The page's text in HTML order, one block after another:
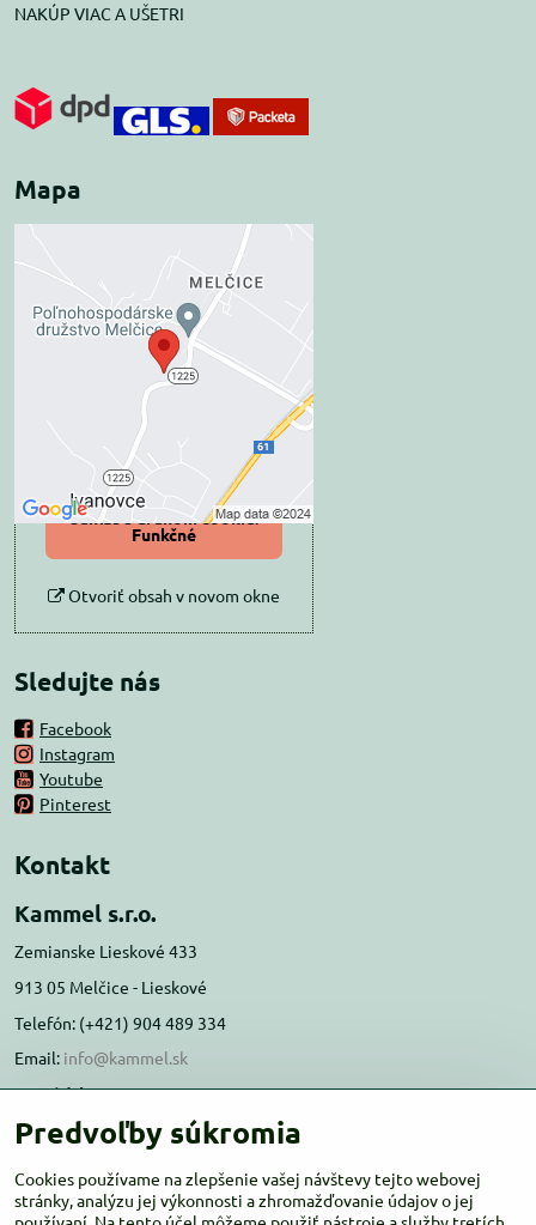
NAKÚP VIAC A UŠETRI
Mapa
Externý obsah je
blokovaný Voľbami
súkromia
Prajete si načítať externý obsah?
Povoliť tentokrát
Povoliť a zapamätať -
súhlas s druhom cookie:
Funkčné
Otvoriť obsah v novom okne
Sledujte nás
Facebook
Instagram
Youtube
Pinterest
Kontakt
Kammel s.r.o.
Zemianske Lieskové 433
913 05 Melčice - Lieskové
Telefón: (+421) 904 489 334
Email: info@kammel.sk
Prevádzka:
Administratívna budova PD Melčice
Otváracie hodiny:PO-ŠT 8:00 - 16:00
Predvoľby súkromia
Cookies používame na zlepšenie vašej návštevy tejto webovej
stránky, analýzu jej výkonnosti a zhromažďovanie údajov o jej